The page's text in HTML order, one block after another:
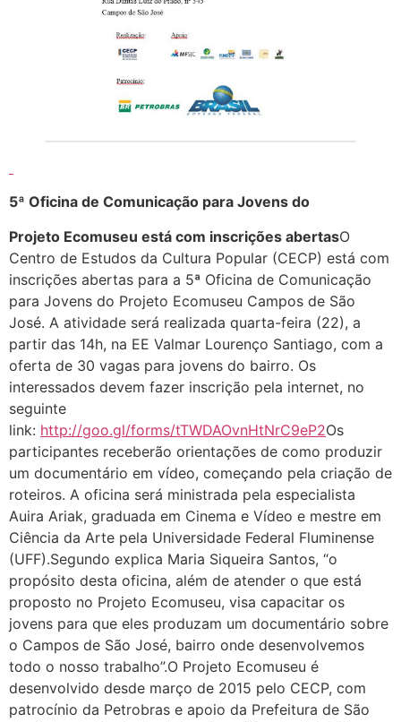
5ª Oficina de Comunicação para Jovens do
Projeto Ecomuseu está com inscrições abertasO
Centro de Estudos da Cultura Popular (CECP) está com
inscrições abertas para a 5ª Oficina de Comunicação
para Jovens do Projeto Ecomuseu Campos de São
José. A atividade será realizada quarta-feira (22), a
partir das 14h, na EE Valmar Lourenço Santiago, com a
oferta de 30 vagas para jovens do bairro. Os
interessados devem fazer inscrição pela internet, no
seguinte
link: http://goo.gl/forms/tTWDAOvnHtNrC9eP2Os
participantes receberão orientações de como produzir
um documentário em vídeo, começando pela criação de
roteiros. A oficina será ministrada pela especialista
Auira Ariak, graduada em Cinema e Vídeo e mestre em
Ciência da Arte pela Universidade Federal Fluminense
(UFF).Segundo explica Maria Siqueira Santos, “o
propósito desta oficina, além de atender o que está
proposto no Projeto Ecomuseu, visa capacitar os
jovens para que eles produzam um documentário sobre
o Campos de São José, bairro onde desenvolvemos
todo o nosso trabalho”.O Projeto Ecomuseu é
desenvolvido desde março de 2015 pelo CECP, com
patrocínio da Petrobras e apoio da Prefeitura de São